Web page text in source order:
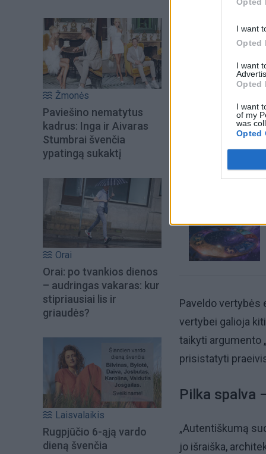
I want
Opted
I want
Opted
I want
of my
was
Opted
Žmonės
Paviešino nematytus
kadrus: Inga ir Aivaras
Stumbrai švenčia
ypatingą sukaktį
Orai
Orai: po tvankios dienos
– audringas vakaras: kur
stipriausiai lis ir
griaudės?
Laisvalaikis
Rugpjūčio 6-ąją vardo
dieną švenčia
Šiuo metu
Paveldo vertybės
vertybei galioja
taikyti argumento
prisistatyti
Pilka spalva
„Autentiškumą
jo išraiška,